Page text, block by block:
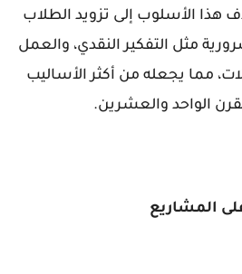
هذا الأسلوب إلى تزويد الطلاب
مثل التفكير النقدي، والعمل
مما يجعله من أكثر الأساليب
الواحد والعشرين.
المشاريع